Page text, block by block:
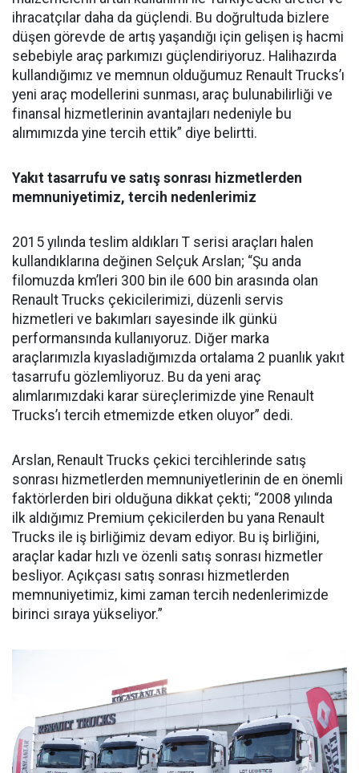
ihracatçılar daha da güçlendi. Bu doğrultuda bizlere
düşen görevde de artış yaşandığı için gelişen iş hacmi
sebebiyle araç parkımızı güçlendiriyoruz. Halihazırda
kullandığımız ve memnun olduğumuz Renault Trucks’ı
yeni araç modellerini sunması, araç bulunabilirliği ve
finansal hizmetlerinin avantajları nedeniyle bu
alımımızda yine tercih ettik” diye belirtti.
Yakıt tasarrufu ve satış sonrası hizmetlerden
memnuniyetimiz, tercih nedenlerimiz
2015 yılında teslim aldıkları T serisi araçları halen
kullandıklarına değinen Selçuk Arslan; “Şu anda
filomuzda km’leri 300 bin ile 600 bin arasında olan
Renault Trucks çekicilerimizi, düzenli servis
hizmetleri ve bakımları sayesinde ilk günkü
performansında kullanıyoruz. Diğer marka
araçlarımızla kıyasladığımızda ortalama 2 puanlık yakıt
tasarrufu gözlemliyoruz. Bu da yeni araç
alımlarımızdaki karar süreçlerimizde yine Renault
Trucks’ı tercih etmemizde etken oluyor” dedi.
Arslan, Renault Trucks çekici tercihlerinde satış
sonrası hizmetlerden memnuniyetlerinin de en önemli
faktörlerden biri olduğuna dikkat çekti; “2008 yılında
ilk aldığımız Premium çekicilerden bu yana Renault
Trucks ile iş birliğimiz devam ediyor. Bu iş birliğini,
araçlar kadar hızlı ve özenli satış sonrası hizmetler
besliyor. Açıkçası satış sonrası hizmetlerden
memnuniyetimiz, kimi zaman tercih nedenlerimizde
birinci sıraya yükseliyor.”